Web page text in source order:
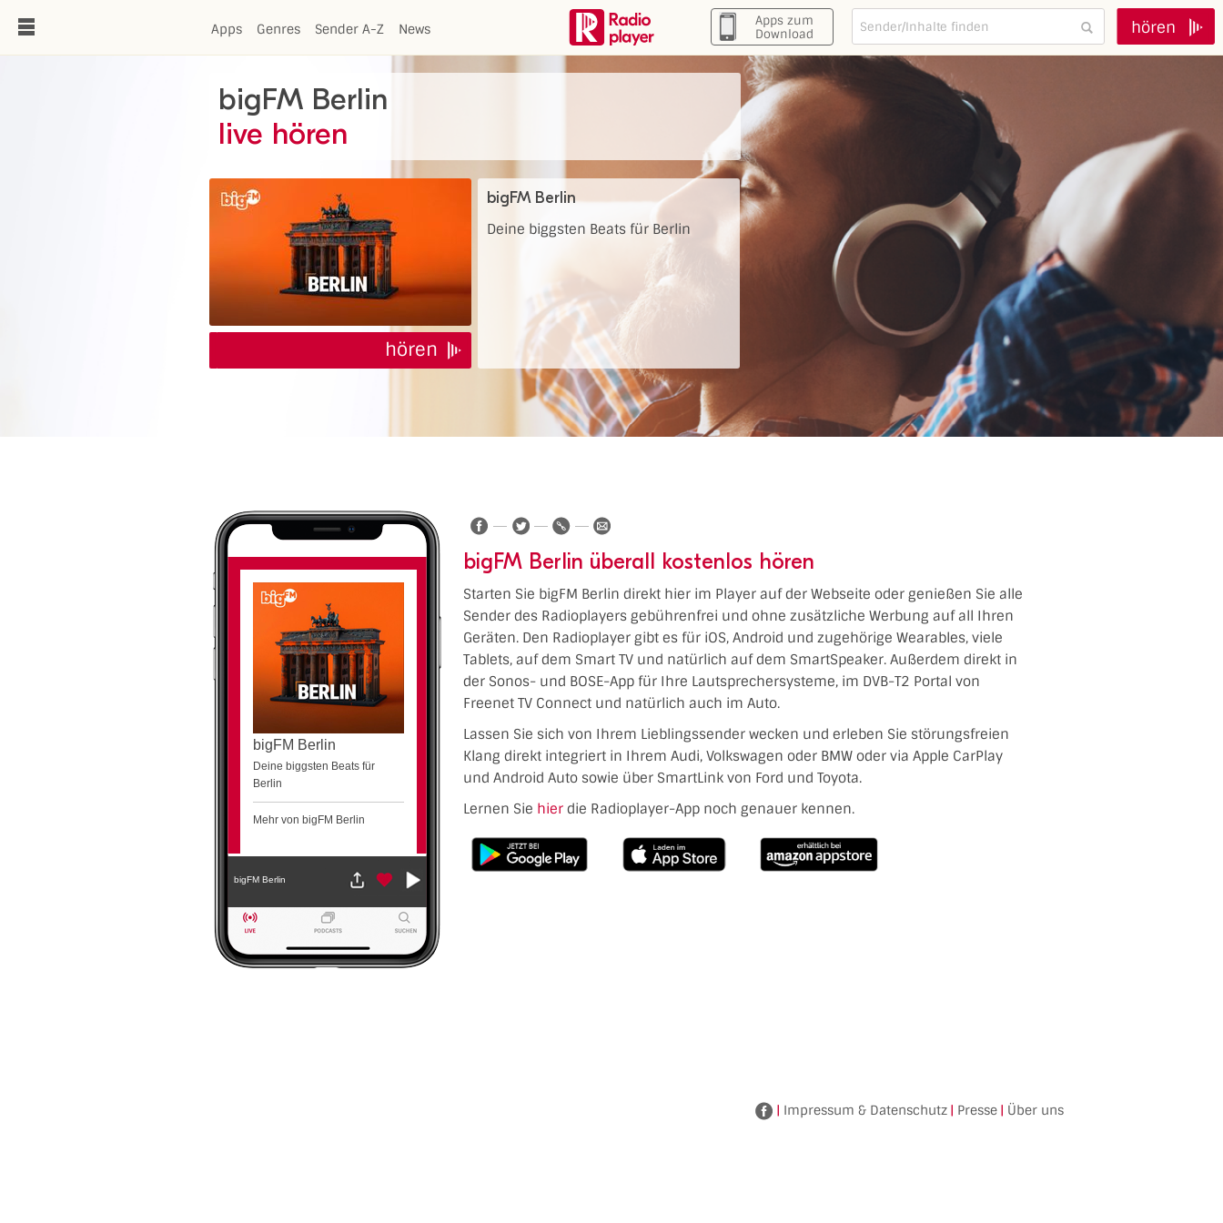
Apps Genres Sender A-Z News
Apps zum
Download
hören
bigFM Berlin
live hören
hören
bigFM Berlin
Deine biggsten Beats für Berlin
bigFM Berlin
Deine biggsten Beats für
Berlin
Mehr von bigFM Berlin
bigFM Berlin
bigFM Berlin überall kostenlos hören
Starten Sie bigFM Berlin direkt hier im Player auf der Webseite oder genießen Sie alle
Sender des Radioplayers gebührenfrei und ohne zusätzliche Werbung auf all Ihren
Geräten. Den Radioplayer gibt es für iOS, Android und zugehörige Wearables, viele
Tablets, auf dem Smart TV und natürlich auf dem SmartSpeaker. Außerdem direkt in
der Sonos- und BOSE-App für Ihre Lautsprechersysteme, im DVB-T2 Portal von
Freenet TV Connect und natürlich auch im Auto.
Lassen Sie sich von Ihrem Lieblingssender wecken und erleben Sie störungsfreien
Klang direkt integriert in Ihrem Audi, Volkswagen oder BMW oder via Apple CarPlay
und Android Auto sowie über SmartLink von Ford und Toyota.
Lernen Sie hier die Radioplayer-App noch genauer kennen.
Facebook
| Impressum & Datenschutz | Presse | Über uns